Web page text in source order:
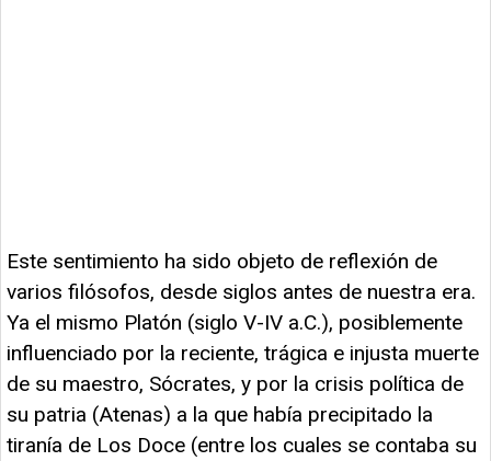
Este sentimiento ha sido objeto de reflexión de
varios filósofos, desde siglos antes de nuestra era.
Ya el mismo Platón (siglo V-IV a.C.), posiblemente
influenciado por la reciente, trágica e injusta muerte
de su maestro, Sócrates, y por la crisis política de
su patria (Atenas) a la que había precipitado la
tiranía de Los Doce (entre los cuales se contaba su